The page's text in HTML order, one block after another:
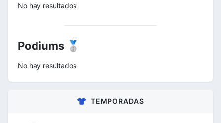
No hay resultados
Podiums 🥈
No hay resultados
TEMPORADAS